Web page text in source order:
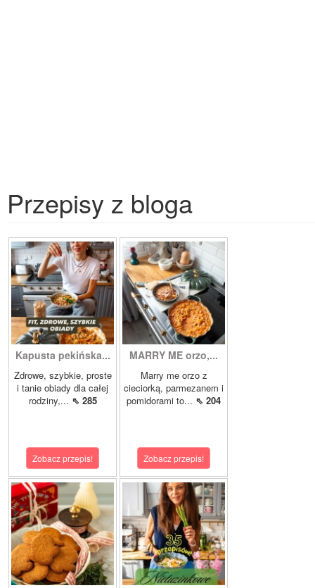
Przepisy z bloga
Kapusta pekińska...
Zdrowe, szybkie, proste
i tanie obiady dla całej
rodziny,... ⇖ 285
Zobacz przepis!
MARRY ME orzo,...
Marry me orzo z
cieciorką, parmezanem i
pomidorami to... ⇖ 204
Zobacz przepis!